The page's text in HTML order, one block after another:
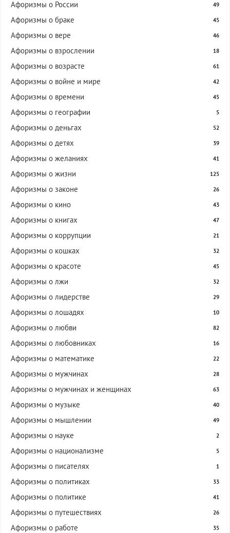
Афоризмы о России 49
Афоризмы о браке 45
Афоризмы о вере 46
Афоризмы о взрослении 18
Афоризмы о возрасте 61
Афоризмы о войне и мире 42
Афоризмы о времени 45
Афоризмы о географии 5
Афоризмы о деньгах 52
Афоризмы о детях 39
Афоризмы о желаниях 41
Афоризмы о жизни 125
Афоризмы о законе 26
Афоризмы о кино 43
Афоризмы о книгах 47
Афоризмы о коррупции 21
Афоризмы о кошках 32
Афоризмы о красоте 45
Афоризмы о лжи 32
Афоризмы о лидерстве 29
Афоризмы о лошадях 10
Афоризмы о любви 82
Афоризмы о любовниках 16
Афоризмы о математике 22
Афоризмы о мужчинах 28
Афоризмы о мужчинах и женщинах 63
Афоризмы о музыке 40
Афоризмы о мышлении 49
Афоризмы о науке 2
Афоризмы о национализме 5
Афоризмы о писателях 1
Афоризмы о политиках 33
Афоризмы о политике 41
Афоризмы о путешествиях 26
Афоризмы о работе 35